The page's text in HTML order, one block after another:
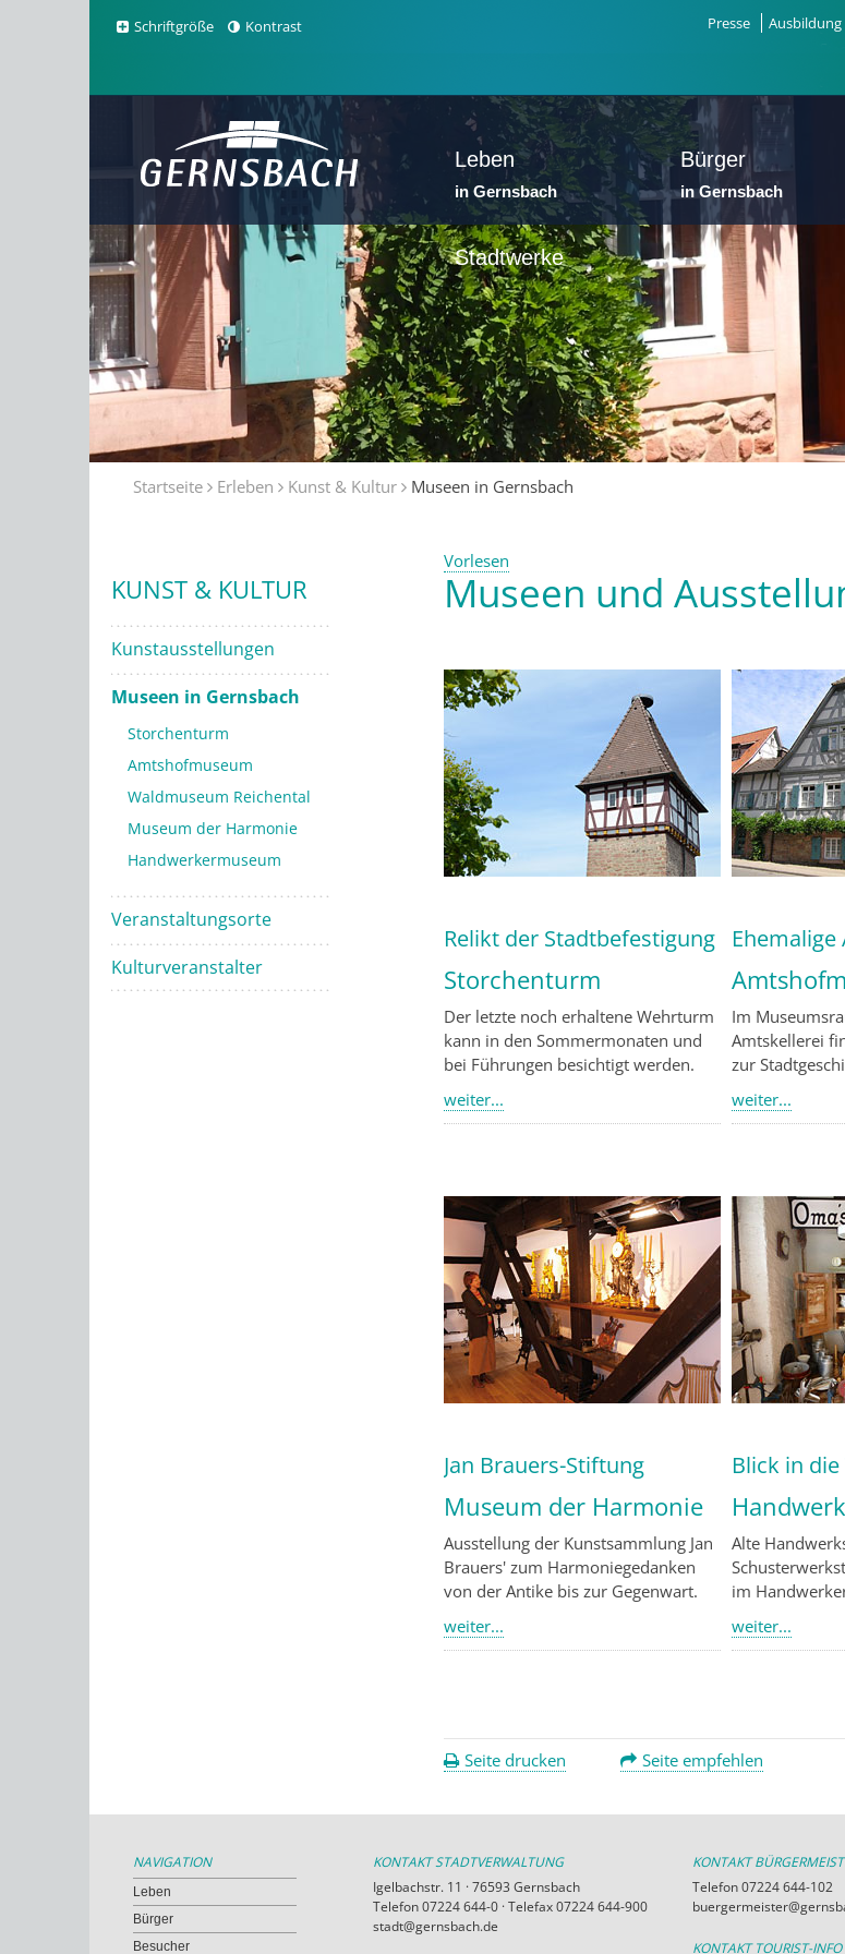
Schriftgröße Kontrast Presse Ausbildung
Leben
in Gernsbach
Bürger
in Gernsbach
Stadtwerke
Startseite Erleben Kunst & Kultur Museen in Gernsbach
KUNST & KULTUR
Kunstausstellungen
Museen in Gernsbach
Storchenturm
Amtshofmuseum
Waldmuseum Reichental
Museum der Harmonie
Handwerkermuseum
Veranstaltungsorte
Kulturveranstalter
Vorlesen
Museen und
Relikt der Stadtbefestigung
Storchenturm
Der letzte noch erhaltene Wehrturm
kann in den Sommermonaten und
bei Führungen besichtigt werden.
weiter...
Im
Amtskellerei
zur
weiter...
Jan Brauers-Stiftung
Museum der Harmonie
Ausstellung der Kunstsammlung Jan
Brauers' zum Harmoniegedanken
von der Antike bis zur Gegenwart.
weiter...
Blick in
Alte
im
weiter...
Seite drucken Seite empfehlen
NAVIGATION
Leben
Bürger
Besucher
KONTAKT STADTVERWALTUNG
Igelbachstr. 11 · 76593 Gernsbach
Telefon 07224 644-0 · Telefax 07224 644-900
stadt@gernsbach.de
KONTAKT
Telefon 07224 644-102
KONTAKT TOURIST-INFO